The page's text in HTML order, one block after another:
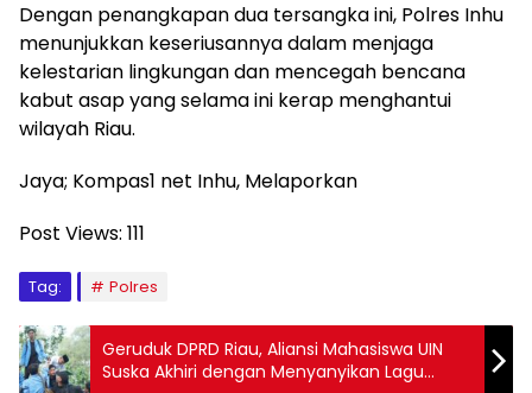
Dengan penangkapan dua tersangka ini, Polres Inhu
menunjukkan keseriusannya dalam menjaga
kelestarian lingkungan dan mencegah bencana
kabut asap yang selama ini kerap menghantui
wilayah Riau.
Jaya; Kompas1 net Inhu, Melaporkan
Post Views: 111
Tag: Polres
Geruduk DPRD Riau, Aliansi Mahasiswa UIN
Suska Akhiri dengan Menyanyikan Lagu